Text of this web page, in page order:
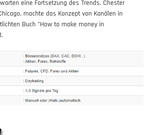
eine Fortsetzung des Trends. Chester
machte das Konzept von Kanälen in
Buch "How to make money in